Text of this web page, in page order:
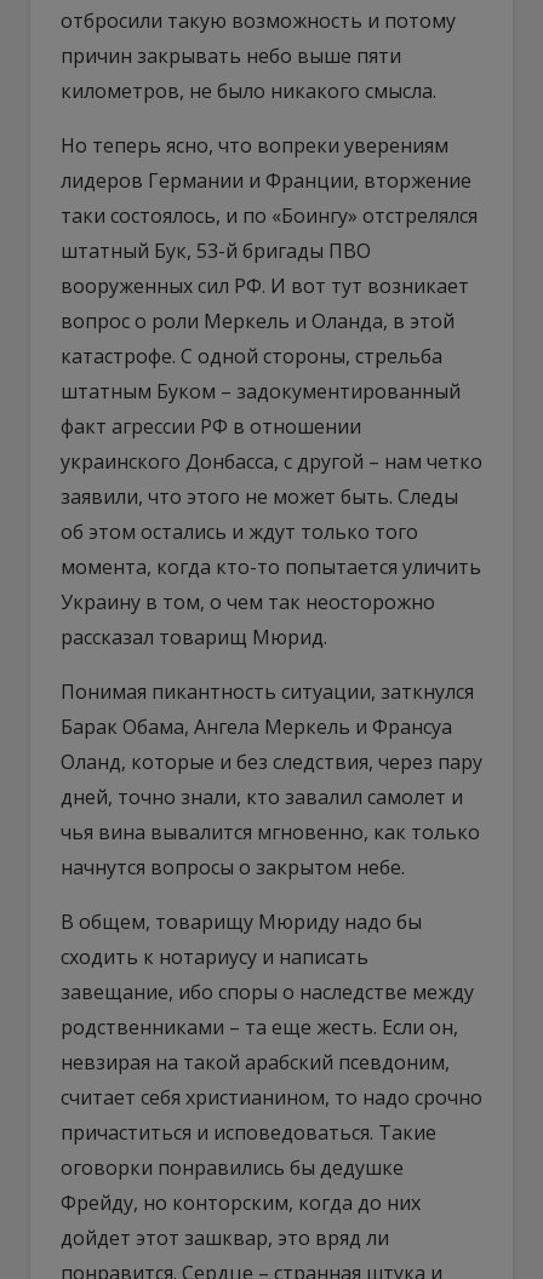
отбросили такую возможность и потому
причин закрывать небо выше пяти
километров, не было никакого смысла.
Но теперь ясно, что вопреки уверениям
лидеров Германии и Франции, вторжение
таки состоялось, и по «Боингу» отстрелялся
штатный Бук, 53-й бригады ПВО
вооруженных сил РФ. И вот тут возникает
вопрос о роли Меркель и Оланда, в этой
катастрофе. С одной стороны, стрельба
штатным Буком – задокументированный
факт агрессии РФ в отношении
украинского Донбасса, с другой – нам четко
заявили, что этого не может быть. Следы
об этом остались и ждут только того
момента, когда кто-то попытается уличить
Украину в том, о чем так неосторожно
рассказал товарищ Мюрид.
Понимая пикантность ситуации, заткнулся
Барак Обама, Ангела Меркель и Франсуа
Оланд, которые и без следствия, через пару
дней, точно знали, кто завалил самолет и
чья вина вывалится мгновенно, как только
начнутся вопросы о закрытом небе.
В общем, товарищу Мюриду надо бы
сходить к нотариусу и написать
завещание, ибо споры о наследстве между
родственниками – та еще жесть. Если он,
невзирая на такой арабский псевдоним,
считает себя христианином, то надо срочно
причаститься и исповедоваться. Такие
оговорки понравились бы дедушке
Фрейду, но конторским, когда до них
дойдет этот зашквар, это вряд ли
понравится. Сердце – странная штука и